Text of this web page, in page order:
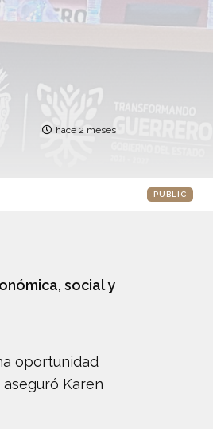
hace 2 meses
PUBLIC
social y
oportunidad
Karen